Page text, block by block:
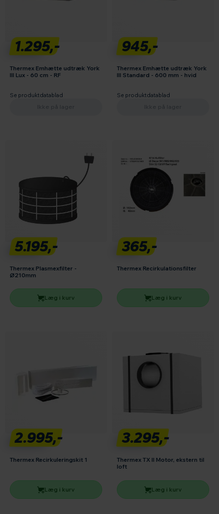
1.295,-
Thermex Emhætte udtræk York
III Lux - 60 cm - RF
Se produktdatablad
945,-
Thermex Emhætte udtræk York
III Standard - 600 mm - hvid
Se produktdatablad
5.195,-
Thermex Plasmexfilter -
Ø210mm
Læg i kurv
365,-
Thermex Recirkulationsfilter
Læg i kurv
2.995,-
Thermex Recirkuleringskit 1
Læg i kurv
3.295,-
Thermex TX II Motor, ekstern til
loft
Læg i kurv